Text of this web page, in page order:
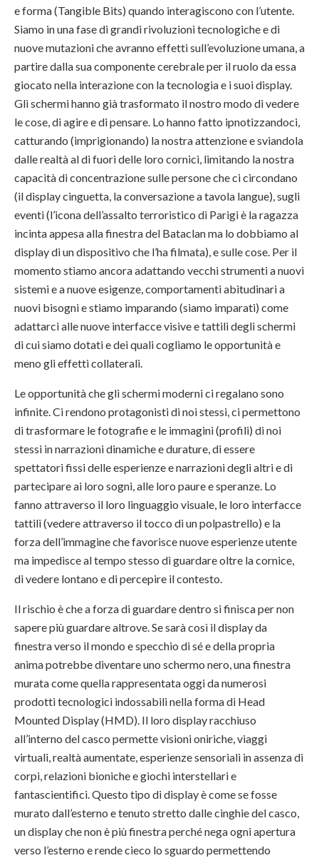
e forma (Tangible Bits) quando interagiscono con l’utente.
Siamo in una fase di grandi rivoluzioni tecnologiche e di
nuove mutazioni che avranno effetti sull’evoluzione umana, a
partire dalla sua componente cerebrale per il ruolo da essa
giocato nella interazione con la tecnologia e i suoi display.
Gli schermi hanno già trasformato il nostro modo di vedere
le cose, di agire e di pensare. Lo hanno fatto ipnotizzandoci,
catturando (imprigionando) la nostra attenzione e sviandola
dalle realtà al di fuori delle loro cornici, limitando la nostra
capacità di concentrazione sulle persone che ci circondano
(il display cinguetta, la conversazione a tavola langue), sugli
eventi (l’icona dell’assalto terroristico di Parigi è la ragazza
incinta appesa alla finestra del Bataclan ma lo dobbiamo al
display di un dispositivo che l’ha filmata), e sulle cose. Per il
momento stiamo ancora adattando vecchi strumenti a nuovi
sistemi e a nuove esigenze, comportamenti abitudinari a
nuovi bisogni e stiamo imparando (siamo imparati) come
adattarci alle nuove interfacce visive e tattili degli schermi
di cui siamo dotati e dei quali cogliamo le opportunità e
meno gli effetti collaterali.
Le opportunità che gli schermi moderni ci regalano sono
infinite. Ci rendono protagonisti di noi stessi, ci permettono
di trasformare le fotografie e le immagini (profili) di noi
stessi in narrazioni dinamiche e durature, di essere
spettatori fissi delle esperienze e narrazioni degli altri e di
partecipare ai loro sogni, alle loro paure e speranze. Lo
fanno attraverso il loro linguaggio visuale, le loro interfacce
tattili (vedere attraverso il tocco di un polpastrello) e la
forza dell’immagine che favorisce nuove esperienze utente
ma impedisce al tempo stesso di guardare oltre la cornice,
di vedere lontano e di percepire il contesto.
Il rischio è che a forza di guardare dentro si finisca per non
sapere più guardare altrove. Se sarà così il display da
finestra verso il mondo e specchio di sé e della propria
anima potrebbe diventare uno schermo nero, una finestra
murata come quella rappresentata oggi da numerosi
prodotti tecnologici indossabili nella forma di Head
Mounted Display (HMD). Il loro display racchiuso
all’interno del casco permette visioni oniriche, viaggi
virtuali, realtà aumentate, esperienze sensoriali in assenza di
corpi, relazioni bioniche e giochi interstellari e
fantascientifici. Questo tipo di display è come se fosse
murato dall’esterno e tenuto stretto dalle cinghie del casco,
un display che non è più finestra perché nega ogni apertura
verso l’esterno e rende cieco lo sguardo permettendo